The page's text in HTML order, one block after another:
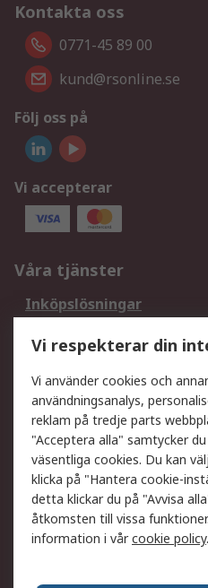
Kontakta oss
0771-45 89 00
kund@rsonline.se
Följ oss på
Vi accepterar
Våra tjänster
Inköpslösningar
DesignSpark
Ditt lokala säljteam
Support
Få hjälp
Leverans
Begär en fakturakopi
Betalningsalternativ
Vi respekterar din
Vi använder cookies och
användningsanalys,
reklam på tredje parts
"Acceptera alla" samtycker
väsentliga cookies. Du kan
klicka på "Hantera cookie-
detta klickar du på "Avvisa
åtkomsten till vissa
information i vårcookie policy.